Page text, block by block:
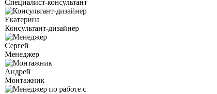
Специалист-консультант
Екатерина
Консультант-дизайнер
Сергей
Менеджер
Андрей
Монтажник